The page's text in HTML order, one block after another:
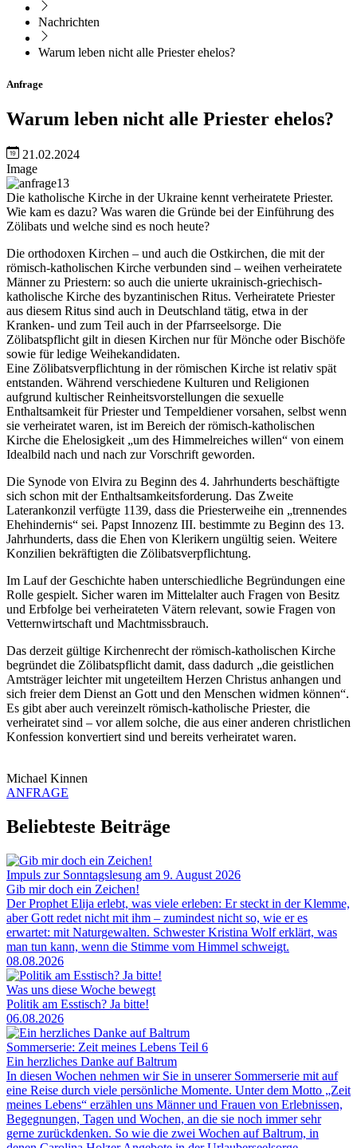
Nachrichten
Warum leben nicht alle Priester ehelos?
Anfrage
Warum leben nicht alle Priester ehelos?
21.02.2024
Image
Die katholische Kirche in der Ukraine kennt verheiratete Priester.
Wie kam es dazu? Was waren die Gründe bei der Einführung des
Zölibats und welche sind es noch heute?
Die orthodoxen Kirchen – und auch die Ostkirchen, die mit der
römisch-katholischen Kirche verbunden sind – weihen verheiratete
Männer zu Priestern: so auch die unierte ukrainisch-griechisch-
katholische Kirche des byzantinischen Ritus. Verheiratete Priester
aus diesem Ritus sind auch in Deutschland tätig, etwa in der
Kranken- und zum Teil auch in der Pfarrseelsorge. Die
Zölibatspflicht gilt in diesen Kirchen nur für Mönche oder Bischöfe
sowie für ledige Weihekandidaten.
Eine Zölibatsverpflichtung in der römischen Kirche ist relativ spät
entstanden. Während verschiedene Kulturen und Religionen
aufgrund kultischer Reinheitsvorstellungen die sexuelle
Enthaltsamkeit für Priester und Tempeldiener vorsahen, selbst wenn
sie verheiratet waren, ist im Bereich der römisch-katholischen
Kirche die Ehelosigkeit „um des Himmelreiches willen“ von einem
Idealbild nach und nach zur Vorschrift geworden.
Die Synode von Elvira zu Beginn des 4. Jahrhunderts beschäftigte
sich schon mit der Enthaltsamkeitsforderung. Das Zweite
Laterankonzil verfügte 1139, dass die Priesterweihe ein „trennendes
Ehehindernis“ sei. Papst Innozenz III. bestimmte zu Beginn des 13.
Jahrhunderts, dass die Ehen von Klerikern ungültig seien. Weitere
Konzilien bekräftigten die Zölibatsverpflichtung.
Im Lauf der Geschichte haben unterschiedliche Begründungen eine
Rolle gespielt. Sicher waren im Mittelalter auch Fragen von Besitz
und Erbfolge bei verheirateten Vätern relevant, sowie Fragen von
Vetternwirtschaft und Machtmissbrauch.
Das derzeit gültige Kirchenrecht der römisch-katholischen Kirche
begründet die Zölibatspflicht damit, dass dadurch „die geistlichen
Amtsträger leichter mit ungeteiltem Herzen Christus anhangen und
sich freier dem Dienst an Gott und den Menschen widmen können“.
Es gibt aber auch vereinzelt römisch-katholische Priester, die
verheiratet sind – vor allem solche, die aus einer anderen christlichen
Konfession konvertiert sind und bereits verheiratet waren.
Michael Kinnen
ANFRAGE
Beliebteste Beiträge
Impuls zur Sonntagslesung am 9. August 2026
Gib mir doch ein Zeichen!
Der Prophet Elija erlebt, was viele erleben: Er steckt in der Klemme,
aber Gott redet nicht mit ihm – zumindest nicht so, wie er es
erwartet: mit Naturgewalten. Schwester Kristina Wolf erklärt, was
man tun kann, wenn die Stimme vom Himmel schweigt.
08.08.2026
Was uns diese Woche bewegt
Politik am Esstisch? Ja bitte!
06.08.2026
Sommerserie: Zeit meines Lebens Teil 6
Ein herzliches Danke auf Baltrum
In diesen Wochen nehmen wir Sie in unserer Sommerserie mit auf
eine Reise durch viele persönliche Momente. Unter dem Motto „Zeit
meines Lebens“ erzählen uns Männer und Frauen von Erlebnissen,
Begegnungen, Tagen und Wochen, an die sie noch immer sehr
gerne zurückdenken. So wie die zwei Wochen auf Baltrum, in